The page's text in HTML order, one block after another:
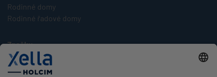
Rodinné domy
Rodinné řadové domy
Značky
Multipor
Silka